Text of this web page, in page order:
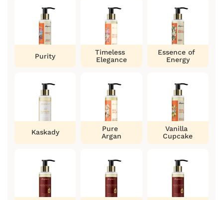
Purity
Timeless
Elegance
Essence of
Energy
Kaskady
Pure
Argan
Vanilla
Cupcake